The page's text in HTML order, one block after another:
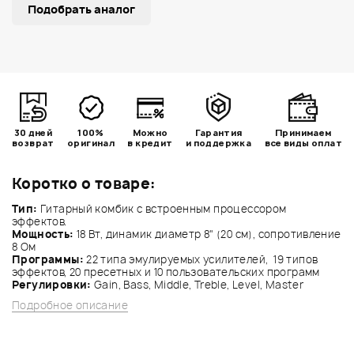
Коротко о товаре:
Тип: Гитарный комбик с встроенным процессором
эффектов.
Мощность: 18 Вт, динамик диаметр 8" (20 см), сопротивление
8 Ом
Программы: 22 типа эмулируемых усилителей, 19 типов
эффектов, 20 пресетных и 10 пользовательских программ
Регулировки: Gain, Bass, Middle, Treble, Level, Master
Подробное описание
Подобрать аналог
30 дней
возврат
100%
оригинал
Можно
в кредит
Гарантия
и поддержка
Принимаем
все виды оплат